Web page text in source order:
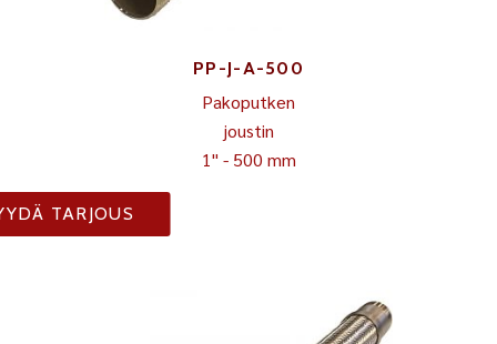
PP-J-A-500
Pakoputken
joustin
1" - 500 mm
TARJOUS